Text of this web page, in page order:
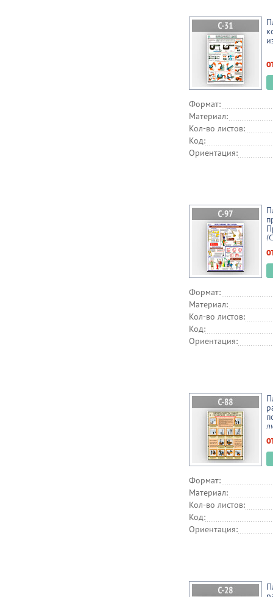
Формат:
Материал:
Кол-во листов:
Код:
Ориентация:
Формат:
Материал:
Кол-во листов:
Код:
Ориентация:
Формат:
Материал:
Кол-во листов:
Код:
Ориентация: